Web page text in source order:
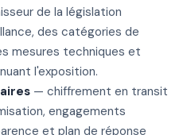
de la législation
des catégories de
mesures techniques et
l'exposition.
— chiffrement en transit
engagements
et plan de réponse